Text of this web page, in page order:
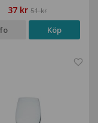
37 kr 51 kr
Köp